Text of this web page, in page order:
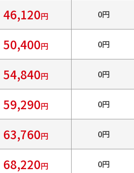
46,120円 0円
50,400円 0円
54,840円 0円
59,290円 0円
63,760円 0円
68,220円 0円